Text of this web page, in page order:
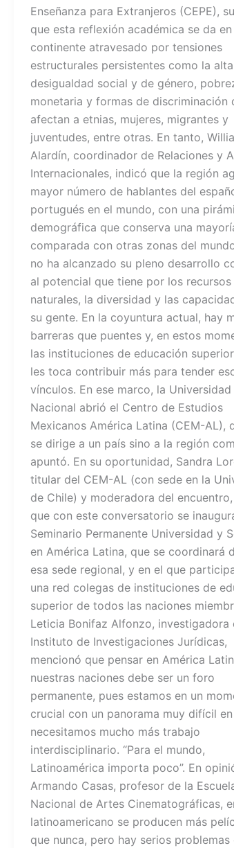
Enseñanza para Extranjeros (CEPE),
que esta reflexión académica se da en
continente atravesado por tensiones
estructurales persistentes como la alta
desigualdad social y de género,
monetaria y formas de discriminación
afectan a etnias, mujeres, migrantes y
juventudes, entre otras. En tanto,
Alardín, coordinador de Relaciones y
Internacionales, indicó que la región
mayor número de hablantes del
portugués en el mundo, con una
demográfica que conserva una
comparada con otras zonas del
no ha alcanzado su pleno desarrollo
al potencial que tiene por los recursos
naturales, la diversidad y las
su gente. En la coyuntura actual, hay
barreras que puentes y, en estos
las instituciones de educación superior
les toca contribuir más para tender
vínculos. En ese marco, la Universidad
Nacional abrió el Centro de Estudios
Mexicanos América Latina (CEM-AL),
se dirige a un país sino a la región
apuntó. En su oportunidad, Sandra
titular del CEM-AL (con sede en la
de Chile) y moderadora del
que con este conversatorio se
Seminario Permanente Universidad y
en América Latina, que se coordinará
esa sede regional, y en el que
una red colegas de instituciones de
superior de todos las naciones
Leticia Bonifaz Alfonzo, investigadora
Instituto de Investigaciones Jurídicas,
mencionó que pensar en América
nuestras naciones debe ser un foro
permanente, pues estamos en un
crucial con un panorama muy difícil
necesitamos mucho más trabajo
interdisciplinario. “Para el mundo,
Latinoamérica importa poco”. En
Armando Casas, profesor de la
Nacional de Artes Cinematográficas,
latinoamericano se producen más
que nunca, pero hay serios problemas